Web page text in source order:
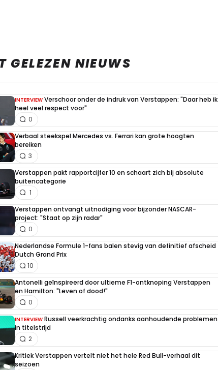
GELEZEN NIEUWS
INTERVIEW Verschoor onder de indruk van Verstappen: "Daar heb ik
heel veel respect voor"
0
Verbaal steekspel Mercedes vs. Ferrari kan grote hoogten
bereiken
3
Verstappen pakt rapportcijfer 10 en schaart zich bij absolute
buitencategorie
1
Verstappen ontvangt uitnodiging voor bijzonder NASCAR-
project: "Staat op zijn radar"
0
Nederlandse Formule 1-fans balen stevig van definitief afscheid
Dutch Grand Prix
10
Antonelli geïnspireerd door ultieme F1-ontknoping Verstappen
en Hamilton: "Leven of dood!"
0
INTERVIEW Russell veerkrachtig ondanks aanhoudende problemen
in titelstrijd
2
Kritiek Verstappen vertelt niet het hele Red Bull-verhaal dit
seizoen